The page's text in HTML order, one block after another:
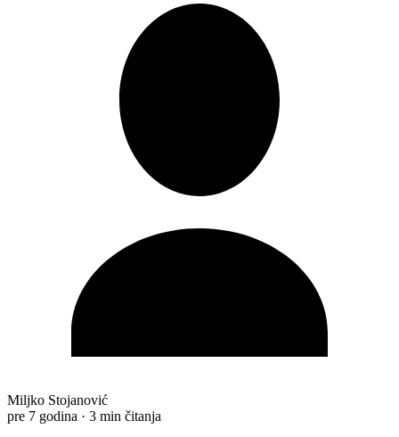
Miljko Stojanović
pre 7 godina · 3 min čitanja